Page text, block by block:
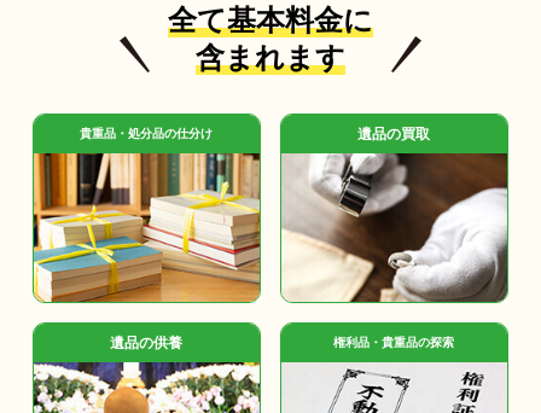
全て基本料金に
含まれます
貴重品・処分品の仕分け 遺品の買取
遺品の供養 権利品・貴重品の探索